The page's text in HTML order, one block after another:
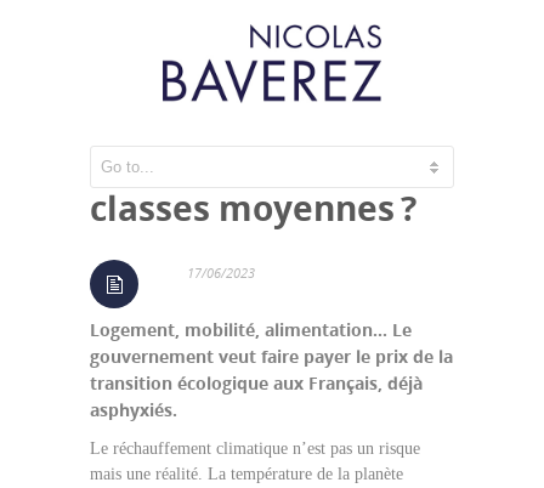
Qui veut la peau des
classes moyennes ?
17/06/2023
Logement, mobilité, alimentation… Le
gouvernement veut faire payer le prix de la
transition écologique aux Français, déjà
asphyxiés.
Le réchauffement climatique n’est pas un risque
mais une réalité. La température de la planète